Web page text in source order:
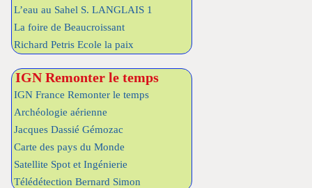
L’eau au Sahel S. LANGLAIS 1
La foire de Beaucroissant
Richard Petris Ecole la paix
IGN Remonter le temps
IGN France Remonter le temps
Archéologie aérienne
Jacques Dassié Gémozac
Carte des pays du Monde
Satellite Spot et Ingénierie
Télédétection Bernard Simon